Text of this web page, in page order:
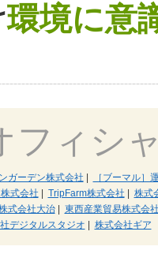
環境に意
フィシ
ガーデン株式会社
［ブーマル］
式会社 TripFarm株式会社
株式
式会社大治|
東西産業貿易株式会
デジタルスタジオ 株式会社ギア